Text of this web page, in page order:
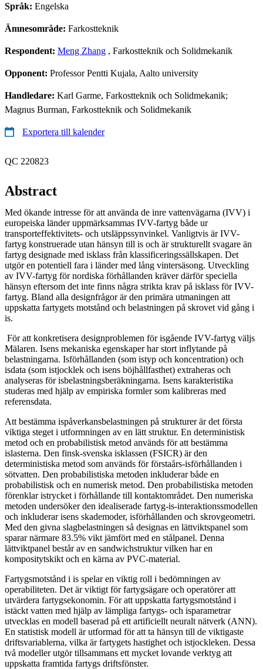
Språk: Engelska
Ämnesområde: Farkostteknik
Respondent: Meng Zhang , Farkostteknik och Solidmekanik
Opponent: Professor Pentti Kujala, Aalto university
Handledare: Karl Garme, Farkostteknik och Solidmekanik;
Magnus Burman, Farkostteknik och Solidmekanik
Exportera till kalender
QC 220823
Abstract
Med ökande intresse för att använda de inre vattenvägarna (IVV) i
europeiska länder uppmärksammas IVV-fartyg både ur
transporteffektivitets- och utsläppssynvinkel. Vanligtvis är IVV-
fartyg konstruerade utan hänsyn till is och är strukturellt svagare än
fartyg designade med isklass från klassificeringssällskapen. Det
utgör en potentiell fara i länder med lång vintersäsong. Utveckling
av IVV-fartyg för nordiska förhållanden kräver därför speciella
hänsyn eftersom det inte finns några strikta krav på isklass för IVV-
fartyg. Bland alla designfrågor är den primära utmaningen att
uppskatta fartygets motstånd och belastningen på skrovet vid gång i
is.
För att konkretisera designproblemen för isgående IVV-fartyg väljs
Mälaren. Isens mekaniska egenskaper har stort inflytande på
belastningarna. Isförhållanden (som istyp och koncentration) och
isdata (som istjocklek och isens böjhållfasthet) extraheras och
analyseras för isbelastningsberäkningarna. Isens karakteristika
studeras med hjälp av empiriska formler som kalibreras med
referensdata.
Att bestämma ispåverkansbelastningen på strukturer är det första
viktiga steget i utformningen av en lätt struktur. En deterministisk
metod och en probabilistisk metod används för att bestämma
islasterna. Den finsk-svenska isklassen (FSICR) är den
deterministiska metod som används för förstaårs-isförhållanden i
sötvatten. Den probabilistiska metoden inkluderar både en
probabilistisk och en numerisk metod. Den probabilistiska metoden
förenklar istrycket i förhållande till kontaktområdet. Den numeriska
metoden undersöker den idealiserade fartyg-is-interaktionssmodellen
och inkluderar isens skademoder, isförhållanden och skrovgeometri.
Med den givna slagbelastningen så designas en lättviktspanel som
sparar närmare 83.5% vikt jämfört med en stålpanel. Denna
lättviktpanel består av en sandwichstruktur vilken har en
kompositytskikt och en kärna av PVC-material.
Fartygsmotstånd i is spelar en viktig roll i bedömningen av
operabiliteten. Det är viktigt för fartygsägare och operatörer att
utvärdera fartygsekonomin. För att uppskatta fartygsmotstånd i
istäckt vatten med hjälp av lämpliga fartygs- och isparametrar
utvecklas en modell baserad på ett artificiellt neuralt nätverk (ANN).
En statistisk modell är utformad för att ta hänsyn till de viktigaste
driftsvariablerna, vilka är fartygets hastighet och istjockleken. Dessa
två modeller utgör tillsammans ett mycket lovande verktyg att
uppskatta framtida fartygs driftsfönster.